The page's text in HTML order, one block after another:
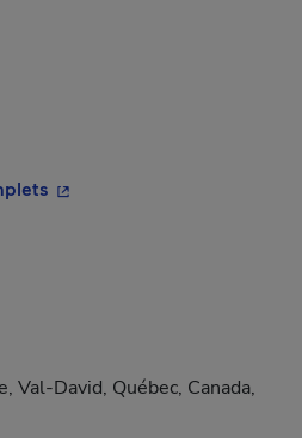
- Cet hyperlien s'ouvrira
Val-David, Québec, Canada,